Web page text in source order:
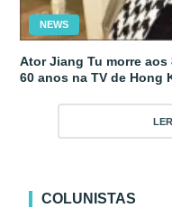
NEWS
Ator Jiang Tu morre
60 anos na TV de Hong
COLUNISTAS